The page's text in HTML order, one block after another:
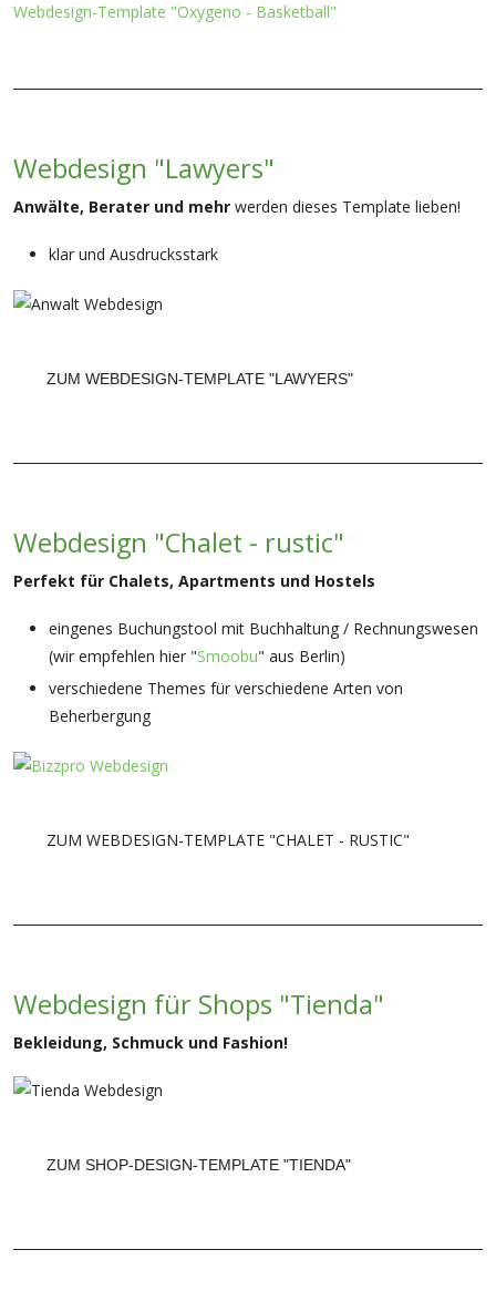
Webdesign-Template "Oxygeno - Basketball"
Webdesign "Lawyers"
Anwälte, Berater und mehr werden dieses Template lieben!
klar und Ausdrucksstark
ZUM WEBDESIGN-TEMPLATE "LAWYERS"
Webdesign "Chalet - rustic"
Perfekt für Chalets, Apartments und Hostels
eingenes Buchungstool mit Buchhaltung / Rechnungswesen
(wir empfehlen hier "Smoobu" aus Berlin)
verschiedene Themes für verschiedene Arten von
Beherbergung
ZUM WEBDESIGN-TEMPLATE "CHALET - RUSTIC"
Webdesign für Shops "Tienda"
Bekleidung, Schmuck und Fashion!
ZUM SHOP-DESIGN-TEMPLATE "TIENDA"